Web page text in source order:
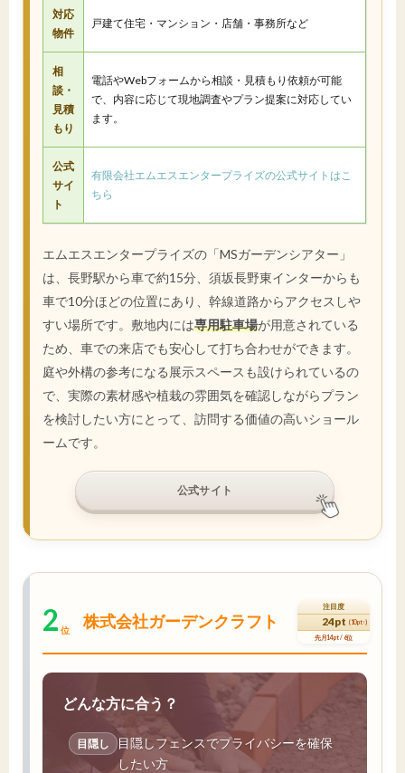
対応
物件
戸建て住宅・マンション・店舗・事務所など
相
談・
見積
もり
電話やWebフォームから相談・見積もり依頼が可能
で、内容に応じて現地調査やプラン提案に対応してい
ます。
公式
サイ
ト
有限会社エムエスエンタープライズの公式サイトはこ
ちら
エムエスエンタープライズの「MSガーデンシアター」
は、長野駅から車で約15分、須坂長野東インターからも
車で10分ほどの位置にあり、幹線道路からアクセスしや
すい場所です。敷地内には専用駐車場が用意されている
ため、車での来店でも安心して打ち合わせができます。
庭や外構の参考になる展示スペースも設けられているの
で、実際の素材感や植栽の雰囲気を確認しながらプラン
を検討したい方にとって、訪問する価値の高いショール
ームです。
公式サイト
2 位 株式会社ガーデンクラフト
注目度
24pt (10pt↑)
先月14pt / 6位
どんな方に合う？
目隠し
目隠しフェンスでプライバシーを確保
したい方